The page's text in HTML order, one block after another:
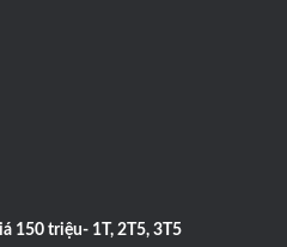
150 triệu- 1T, 2T5, 3T5